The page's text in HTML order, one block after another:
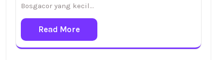
Bosgacor yang kecil…
Read More